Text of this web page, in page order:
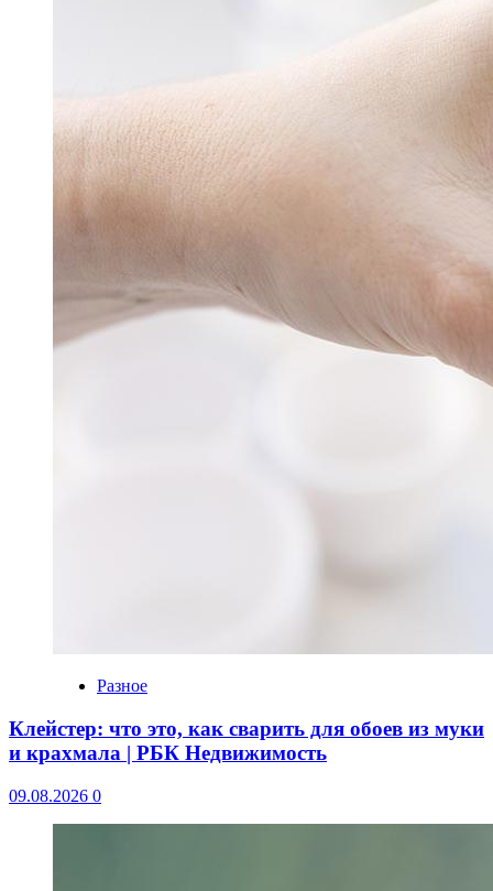
Разное
Клейстер: что это, как сварить для обоев из муки
и крахмала | РБК Недвижимость
09.08.2026 0